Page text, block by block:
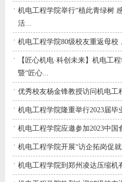
机电工程学院举行“植此青绿树
活...
机电工程学院80级校友重返母校
【匠心机电·科创未来】机电工
暨“匠心...
优秀校友杨金锋教授访问机电工
机电工程学院隆重举行2023届毕
机电工程学院应邀参加2023中
机电工程学院开展“访企拓岗促
机电工程学院到郑州凌达压缩机